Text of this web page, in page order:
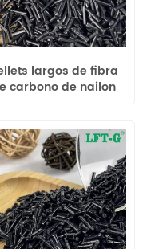
largos de fibra
carbono de nailon